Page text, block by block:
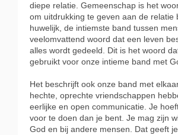
diepe relatie. Gemeenschap is het
om uitdrukking te geven aan de relatie
huwelijk, de intiemste band tussen
veelomvattend woord dat een leven
alles wordt gedeeld. Dit is het woord
gebruikt voor onze intieme band met
Het beschrijft ook onze band met
hechte, oprechte vriendschappen
eerlijke en open communicatie. Je
voor te doen dan je bent. Je mag zijn
God en bij andere mensen. Dat geeft